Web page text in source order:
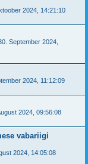
2024, 14:21:10
September 2024,
2024, 11:12:09
2024, 09:56:08
vabariigi
2024, 14:05:08